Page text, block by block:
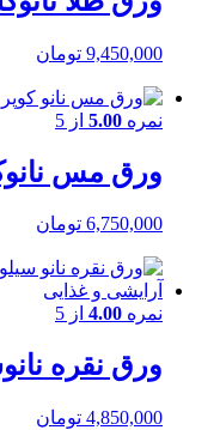
9,450,000 تومان
نمره 5.00 از 5
ورق مس
6,750,000 تومان
نمره 4.00 از 5
ورق نقره
4,850,000 تومان